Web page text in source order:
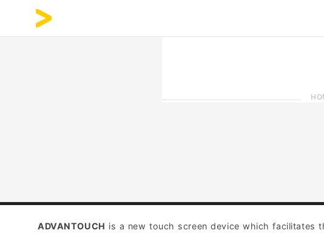
ADVANTOUCH is a new touch screen device which facilitates